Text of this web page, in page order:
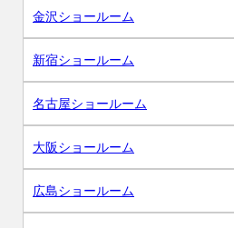
金沢ショールーム
新宿ショールーム
名古屋ショールーム
大阪ショールーム
広島ショールーム